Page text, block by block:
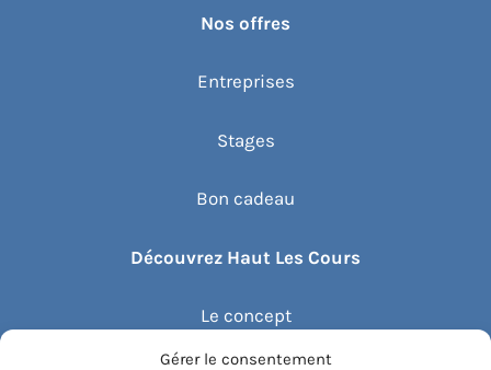
Gérer le consentement
Nos offres
Entreprises
Stages
Bon cadeau
Découvrez Haut Les Cours
Le concept